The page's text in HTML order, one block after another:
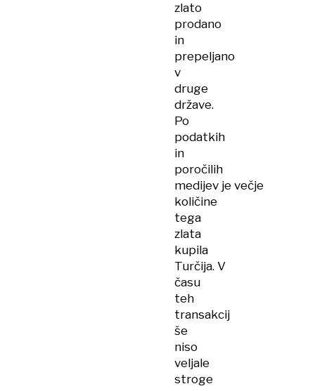
zlato
prodano
in
prepeljano
v
druge
države.
Po
podatkih
in
poročilih
medijev je večje
količine
tega
zlata
kupila
Turčija. V
času
teh
transakcij
še
niso
veljale
stroge